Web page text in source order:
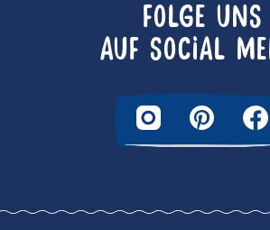
FOLGE UNS
AUF SOCIAL